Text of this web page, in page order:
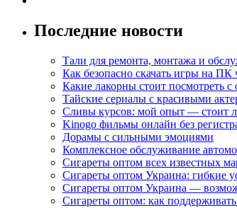
Последние новости
Тали для ремонта, монтажа и
Как безопасно скачать игры на ПК
Какие лакорны стоит посмотреть с
Тайские сериалы с красивыми
Сливы курсов: мой опыт — стоит
Kinogo фильмы онлайн без
Дорамы с сильными эмоциями
Комплексное обслуживание
Сигареты оптом всех известных
Сигареты оптом Украина: гибкие
Сигареты оптом Украина —
Сигареты оптом: как